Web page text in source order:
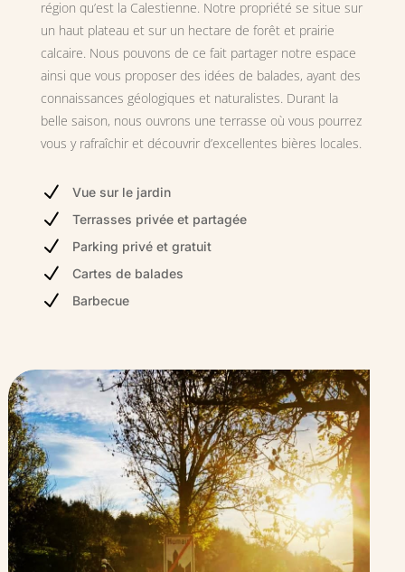
région qu’est la Calestienne. Notre propriété se situe sur
un haut plateau et sur un hectare de forêt et prairie
calcaire. Nous pouvons de ce fait partager notre espace
ainsi que vous proposer des idées de balades, ayant des
connaissances géologiques et naturalistes. Durant la
belle saison, nous ouvrons une terrasse où vous pourrez
vous y rafraîchir et découvrir d’excellentes bières locales.
N Vue sur le jardin
N Terrasses privée et partagée
N Parking privé et gratuit
N Cartes de balades
N Barbecue